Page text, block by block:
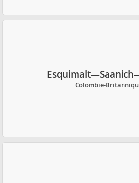
Colombie-